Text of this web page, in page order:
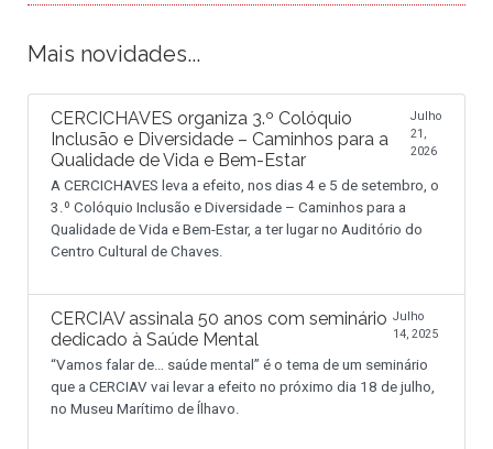
Mais novidades...
CERCICHAVES organiza 3.º Colóquio
Inclusão e Diversidade – Caminhos para a
Qualidade de Vida e Bem-Estar
Julho
21,
2026
A CERCICHAVES leva a efeito, nos dias 4 e 5 de setembro, o
3.º Colóquio Inclusão e Diversidade – Caminhos para a
Qualidade de Vida e Bem-Estar, a ter lugar no Auditório do
Centro Cultural de Chaves.
CERCIAV assinala 50 anos com seminário
dedicado à Saúde Mental
Julho
14, 2025
“Vamos falar de… saúde mental” é o tema de um seminário
que a CERCIAV vai levar a efeito no próximo dia 18 de julho,
no Museu Marítimo de Ílhavo.